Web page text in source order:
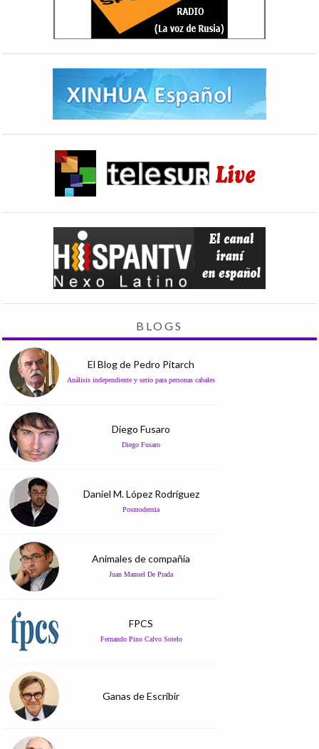
BLOGS
El Blog de Pedro Pitarch
Análisis independiente y serio para personas cabales
Diego Fusaro
Diego Fusaro
Daniel M. López Rodríguez
Posmodernia
Animales de compañía
Juan Manuel De Prada
FPCS
Fernando Pino Calvo Sotelo
Ganas de Escribir